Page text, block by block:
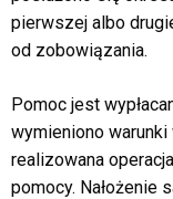
pierwszej albo
od zobowiązania.
Pomoc jest
wymieniono warunki
realizowana
pomocy. Nałożenie